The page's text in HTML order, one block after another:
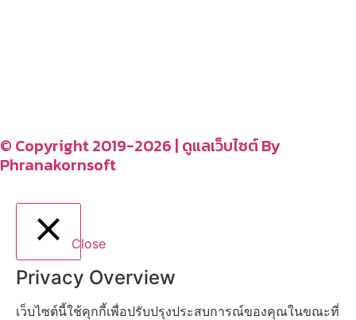
© Copyright 2019-2026 | ดูแลเว็บไซต์ By
Phranakornsoft
Close
Privacy Overview
เว็บไซต์นี้ใช้คุกกี้เพื่อปรับปรุงประสบการณ์ของคุณในขณะที่